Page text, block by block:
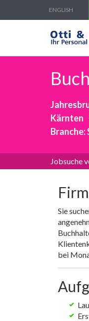
ENGLISH
Kärnten
Jobsuche
Sie
bei